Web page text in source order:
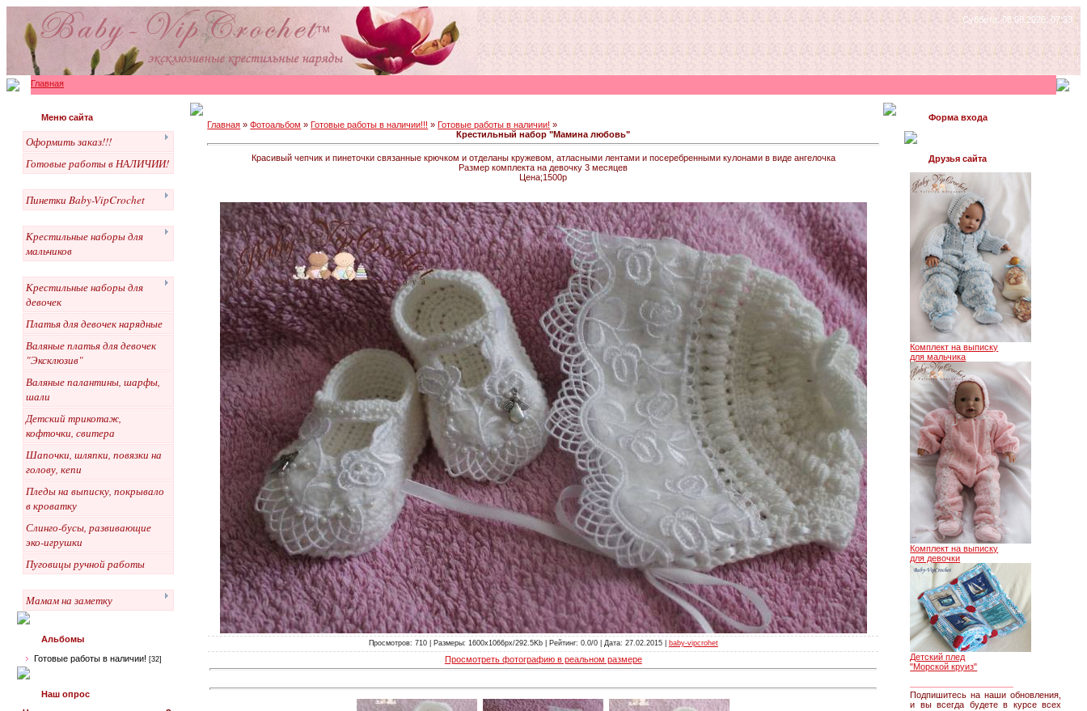
Суббота, 08.08.2026, 07:33
Главная
Меню сайта
Оформить заказ!!!
Готовые работы в НАЛИЧИИ!
Пинетки Baby-VipCrochet
Крестильные наборы для
мальчиков
Крестильные наборы для
девочек
Платья для девочек нарядные
Валяные платья для девочек
"Эксклюзив"
Валяные палантины, шарфы,
шали
Детский трикотаж,
кофточки, свитера
Шапочки, шляпки, повязки на
голову, кепи
Пледы на выписку, покрывало
в кроватку
Слинго-бусы, развивающие
эко-игрушки
Пуговицы ручной работы
Мамам на заметку
Альбомы
Готовые работы в наличии! [32]
Наш опрос
Главная »Фотоальбом » Готовые работы в наличии!!! » Готовые работы в наличии! »
Крестильный набор "Мамина любовь"
Красивый чепчик и пинеточки связанные крючком и отделаны кружевом, атласными лентами и посеребренными кулонами в виде ангелочка
Размер комплекта на девочку 3 месяцев
Цена;1500р
Просмотров: 710 | Размеры: 1600x1066px/292.5Kb | Рейтинг: 0.0/0 | Дата: 27.02.2015 | baby-vipcrohet
Просмотреть фотографию в реальном размере
Форма входа
Друзья сайта
Комплект на выписку
для мальчика
Комплект на выписку
для девочки
Детский плед
"Морской круиз"
Подпишитесь на наши обновления,
и вы всегда будете в курсе всех